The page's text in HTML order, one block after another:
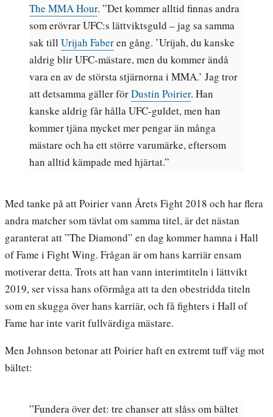
The MMA Hour. ”Det kommer alltid finnas andra
som erövrar UFC:s lättviktsguld – jag sa samma
sak till Urijah Faberen gång. ’Urijah, du kanske
aldrig blir UFC-mästare, men du kommer ändå
vara en av de största stjärnorna i MMA.’ Jag tror
att detsamma gäller förDustin Poirier. Han
kanske aldrig får hålla UFC-guldet, men han
kommer tjäna mycket mer pengar än många
mästare och ha ett större varumärke, eftersom
han alltid kämpade med hjärtat.”
Med tanke på att Poirier vann Årets Fight 2018 och har flera
andra matcher som tävlat om samma titel, är det nästan
garanterat att ”The Diamond” en dag kommer hamna i Hall
of Fame i Fight Wing. Frågan är om hans karriär ensam
motiverar detta. Trots att han vann interimtiteln i lättvikt
2019, ser vissa hans oförmåga att ta den obestridda titeln
som en skugga över hans karriär, och få fighters i Hall of
Fame har inte varit fullvärdiga mästare.
Men Johnson betonar att Poirier haft en extremt tuff väg mot
bältet:
”Fundera över det: tre chanser att slåss om bältet